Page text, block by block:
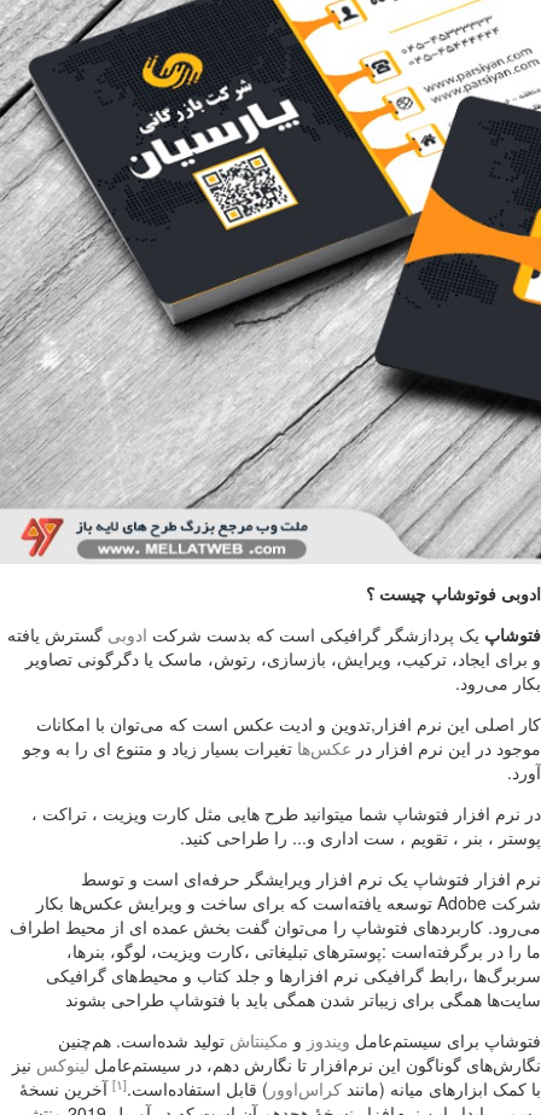
ادوبی فوتوشاپ چیست ؟
فتوشاپ یک پردازشگر گرافیکی است که بدست شرکت ادوبی گسترش یافته
و برای ایجاد، ترکیب، ویرایش، بازسازی، رتوش، ماسک یا دگرگونی تصاویر
بکار می‌رود.
کار اصلی این نرم افزار,تدوین و ادیت عکس است که می‌توان با امکانات
موجود در این نرم افزار در عکس‌ها تغیرات بسیار زیاد و متنوع ای را به وجو
آورد.
در نرم افزار فتوشاپ شما میتوانید طرح هایی مثل کارت ویزیت ، تراکت ،
پوستر ، بنر ، تقویم ، ست اداری و... را طراحی کنید.
نرم افزار فتوشاپ یک نرم افزار ویرایشگر حرفه‌ای است و توسط
شرکت Adobe توسعه یافته‌است که برای ساخت و ویرایش عکس‌ها بکار
می‌رود. کاربردهای فتوشاپ را می‌توان گفت بخش عمده ای از محیط اطراف
ما را در برگرفته‌است :پوسترهای تبلیغاتی ،کارت ویزیت، لوگو، بنرها،
سربرگ‌ها ،رابط گرافیکی نرم افزارها و جلد کتاب و محیط‌های گرافیکی
سایت‌ها همگی برای زیباتر شدن همگی باید با فتوشاپ طراحی بشوند
فتوشاپ برای سیستم‌عامل ویندوز و مکینتاش تولید شده‌است. هم‌چنین
نگارش‌های گوناگون این نرم‌افزار تا نگارش دهم، در سیستم‌عامل لینوکس نیز
با کمک ابزارهای میانه (مانند کراس‌اوور ) قابل استفاده‌است.[۱]
آخرین نسخهٔ